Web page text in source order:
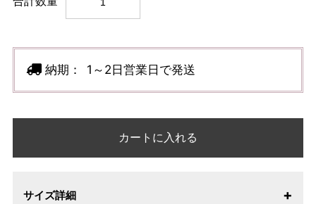
納期： 1～2日営業日で発送
カートに入れる
サイズ詳細